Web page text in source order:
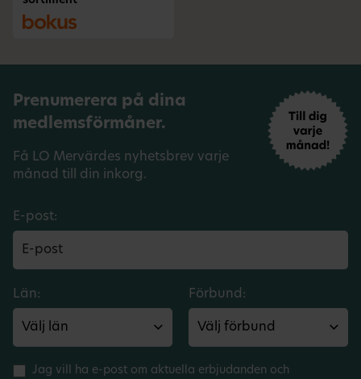
Prenumerera på dina
medlemsförmåner.
Få LO Mervärdes nyhetsbrev varje
månad till din inkorg.
E-post:
Län: Förbund:
Jag vill ha e-post om aktuella erbjudanden och